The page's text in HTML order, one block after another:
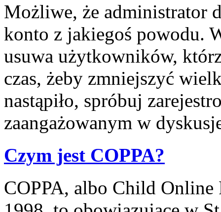
Możliwe, że administrator
konto z jakiegoś powodu.
usuwa użytkowników,
czas, żeby zmniejszyć
nastąpiło, spróbuj
zaangażowanym w
Czym jest COPPA?
COPPA, albo Child